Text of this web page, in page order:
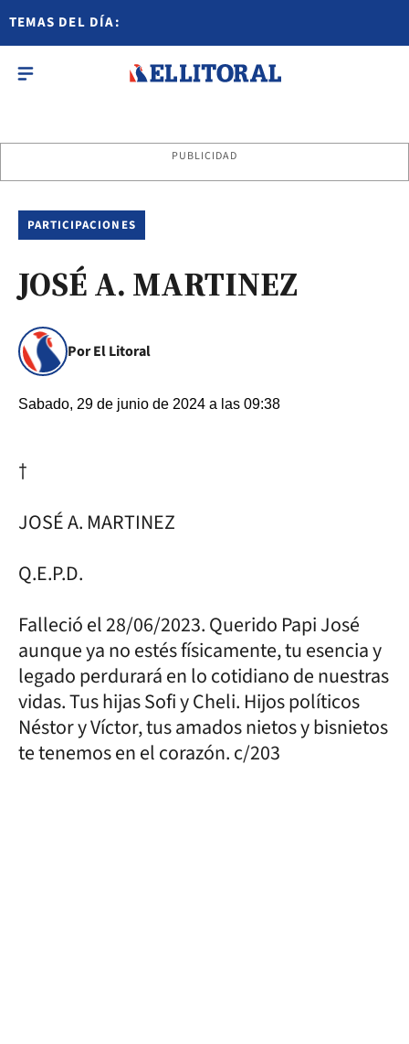
TEMAS DEL DÍA:
PUBLICIDAD
PARTICIPACIONES
JOSÉ A. MARTINEZ
Por El Litoral
Sabado, 29 de junio de 2024 a las 09:38
†
JOSÉ A. MARTINEZ
Q.E.P.D.
Falleció el 28/06/2023. Querido Papi José
aunque ya no estés físicamente, tu esencia y
legado perdurará en lo cotidiano de nuestras
vidas. Tus hijas Sofi y Cheli. Hijos políticos
Néstor y Víctor, tus amados nietos y bisnietos
te tenemos en el corazón. c/203